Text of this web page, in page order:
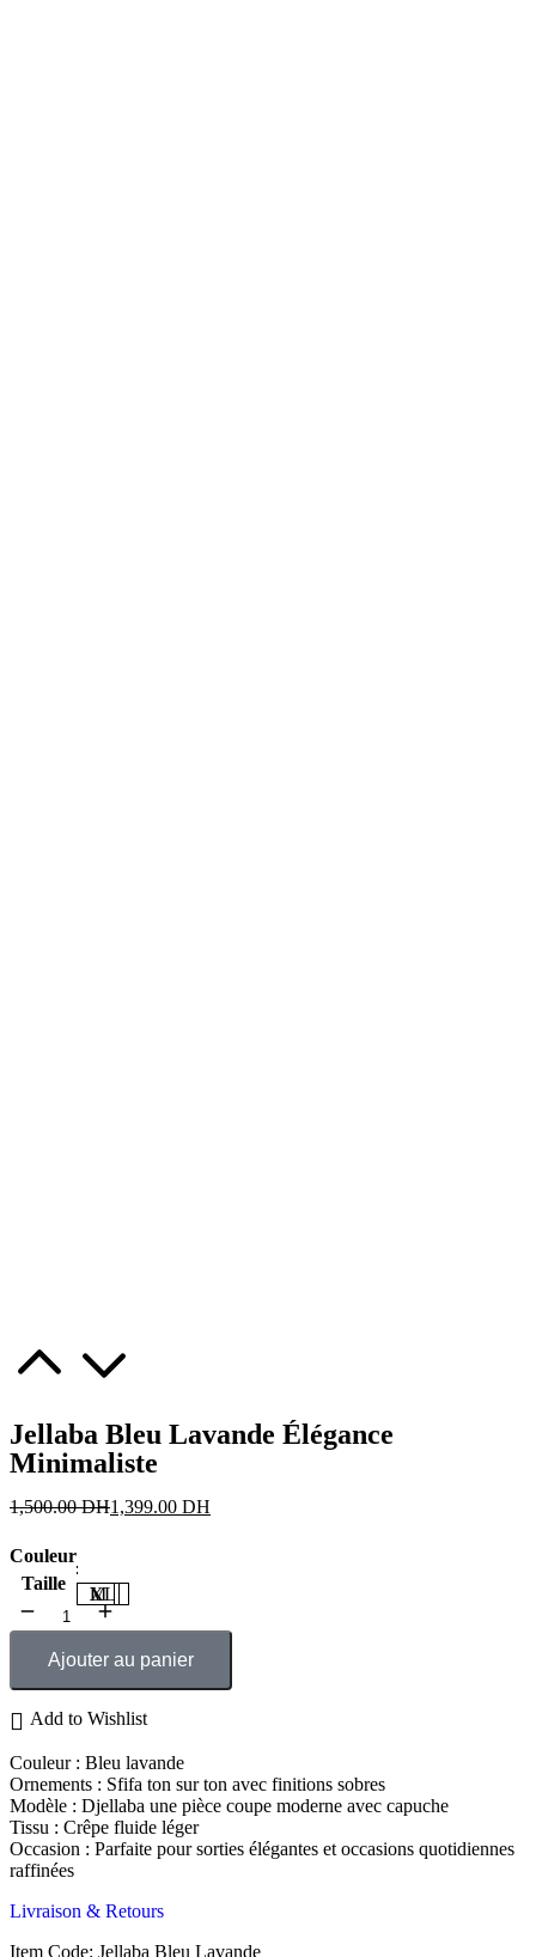
Jellaba Bleu Lavande Élégance
Minimaliste
1,500.00DH1,399.00 DH
Couleur
Taille
M
L
XL
Ajouter au panier
Add to Wishlist
Couleur : Bleu lavande
Ornements : Sfifa ton sur ton avec finitions sobres
Modèle : Djellaba une pièce coupe moderne avec capuche
Tissu : Crêpe fluide léger
Occasion : Parfaite pour sorties élégantes et occasions quotidiennes
raffinées
Livraison & Retours
Item Code: Jellaba Bleu Lavande